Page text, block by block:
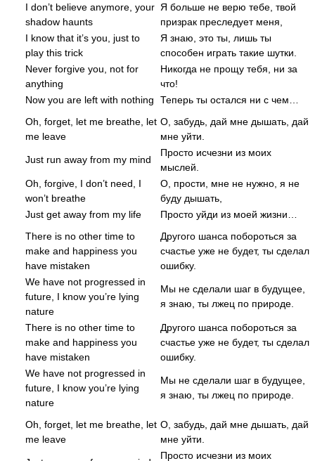
I don’t believe anymore, your
shadow haunts
Я больше не верю тебе, твой
призрак преследует меня,
I know that it’s you, just to
play this trick
Я знаю, это ты, лишь ты
способен играть такие шутки.
Never forgive you, not for
anything
Никогда не прощу тебя, ни за
что!
Now you are left with nothing
Теперь ты остался ни с чем…
Oh, forget, let me breathe, let
me leave
О, забудь, дай мне дышать, дай
мне уйти.
Just run away from my mind
Просто исчезни из моих
мыслей.
Oh, forgive, I don’t need, I
won’t breathe
О, прости, мне не нужно, я не
буду дышать,
Just get away from my life
Просто уйди из моей жизни…
There is no other time to
make and happiness you
have mistaken
Другого шанса побороться за
счастье уже не будет, ты сделал
ошибку.
We have not progressed in
future, I know you’re lying
nature
Мы не сделали шаг в будущее,
я знаю, ты лжец по природе.
There is no other time to
make and happiness you
have mistaken
Другого шанса побороться за
счастье уже не будет, ты сделал
ошибку.
We have not progressed in
future, I know you’re lying
nature
Мы не сделали шаг в будущее,
я знаю, ты лжец по природе.
Oh, forget, let me breathe, let
me leave
О, забудь, дай мне дышать, дай
мне уйти.
Просто исчезни из моих